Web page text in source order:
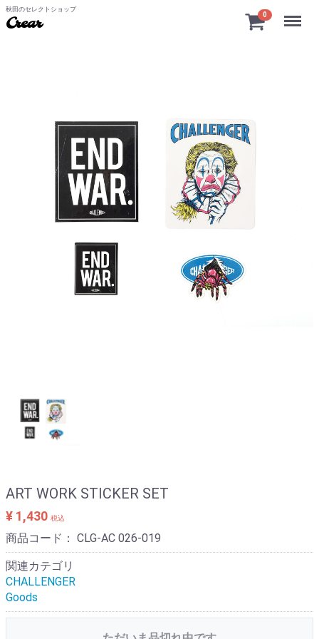
秋田のセレクトショップ
Crear
0 Menu
ART WORK STICKER SET
¥ 1,430 税込
商品コード： CLG-AC 026-019
関連カテゴリ
CHALLENGER
Goods